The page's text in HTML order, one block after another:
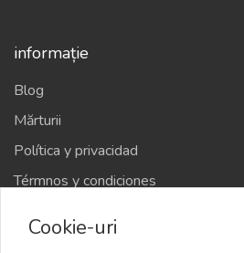
informație
Blog
Mărturii
Política y privacidad
Térmnos y condiciones
Cookie-uri